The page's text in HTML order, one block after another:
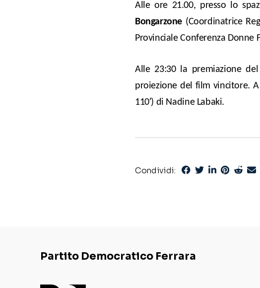
Alle ore 21.00, presso lo
Bongarzone (Coordinatrice
Provinciale Conferenza Donne
Alle 23:30 la premiazione
proiezione del film vincitore. A
110′) di Nadine Labaki.
Condividi:
Partito Democratico Ferrara